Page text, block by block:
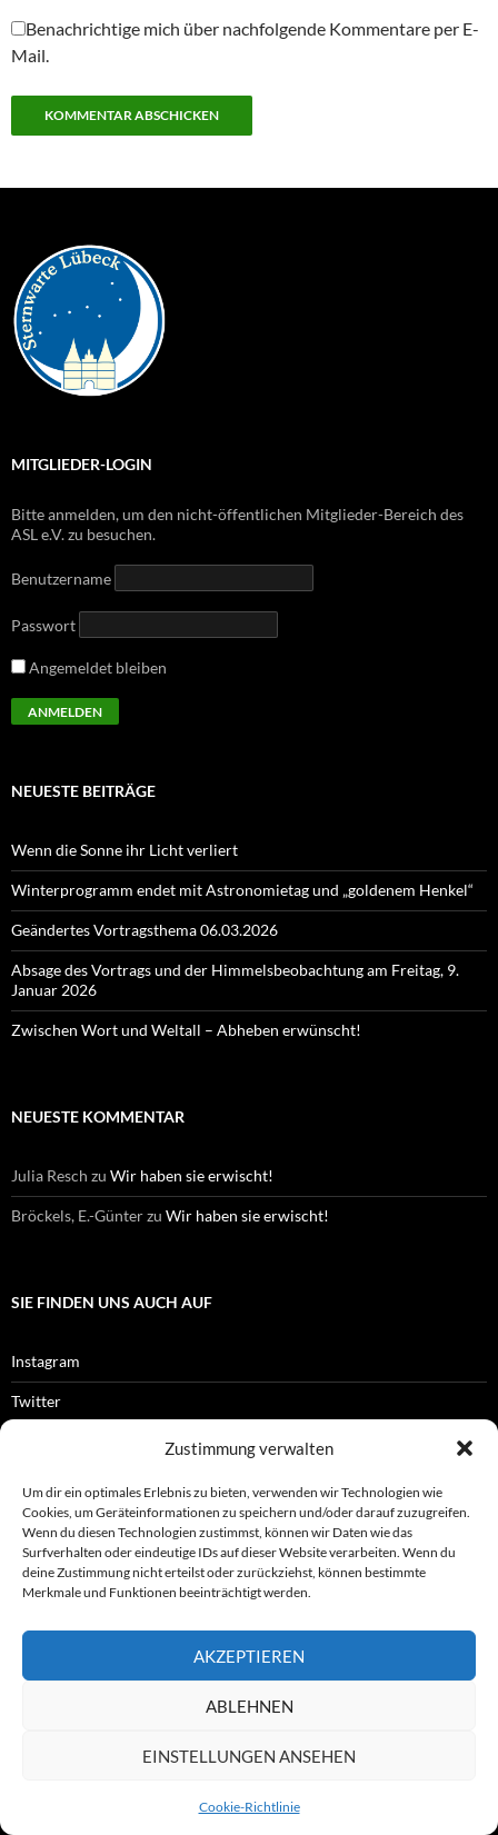
Zustimmung verwalten
Um dir ein optimales Erlebnis zu bieten, verwenden wir Technologien wie
Cookies, um Geräteinformationen zu speichern und/oder darauf zuzugreifen.
Wenn du diesen Technologien zustimmst, können wir Daten wie das
Surfverhalten oder eindeutige IDs auf dieser Website verarbeiten. Wenn du
deine Zustimmung nicht erteilst oder zurückziehst, können bestimmte
Merkmale und Funktionen beeinträchtigt werden.
AKZEPTIEREN
ABLEHNEN
EINSTELLUNGEN ANSEHEN
Cookie-Richtlinie
Benachrichtige mich über nachfolgende Kommentare per E-
Mail.
MITGLIEDER-LOGIN
Bitte anmelden, um den nicht-öffentlichen Mitglieder-Bereich des
ASL e.V. zu besuchen.
Benutzername
Passwort
Angemeldet bleiben
NEUESTE BEITRÄGE
Wenn die Sonne ihr Licht verliert
Winterprogramm endet mit Astronomietag und „goldenem Henkel“
Geändertes Vortragsthema 06.03.2026
Absage des Vortrags und der Himmelsbeobachtung am Freitag, 9.
Januar 2026
Zwischen Wort und Weltall – Abheben erwünscht!
NEUESTE KOMMENTAR
Julia Resch zu Wir haben sie erwischt!
Bröckels, E.-Günterzu Wir haben sie erwischt!
SIE FINDEN UNS AUCH AUF
Instagram
Twitter
OFFIZIELLES
Impressum